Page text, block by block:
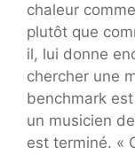
chaleur
plutôt que
il, lui donne
chercher une
benchmark
un musicien
est terminé. «